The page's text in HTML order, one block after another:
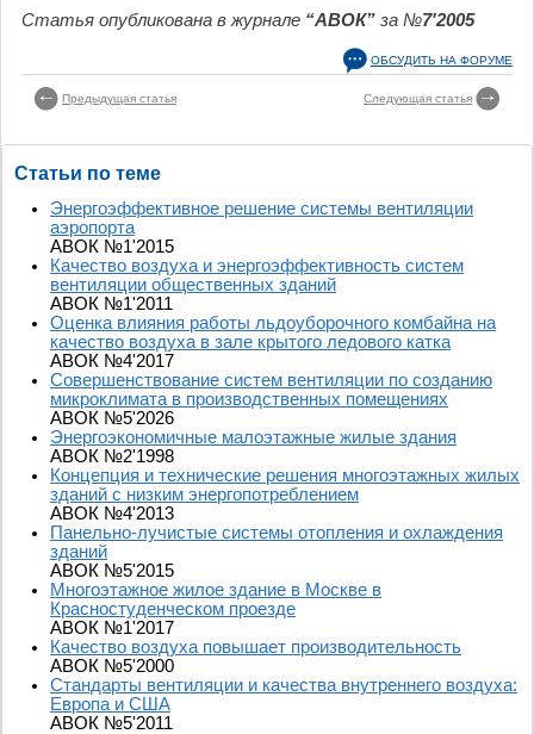
Статья опубликована в журнале “АВОК” за №7'2005
ОБСУДИТЬ НА ФОРУМЕ
Предыдущая статья Следующая статья
Статьи по теме
Энергоэффективное решение системы вентиляции
аэропорта
АВОК №1'2015
Качество воздуха и энергоэффективность систем
вентиляции общественных зданий
АВОК №1'2011
Оценка влияния работы льдоуборочного комбайна на
качество воздуха в зале крытого ледового катка
АВОК №4'2017
Совершенствование систем вентиляции по созданию
микроклимата в производственных помещениях
АВОК №5'2026
Энергоэкономичные малоэтажные жилые здания
АВОК №2'1998
Концепция и технические решения многоэтажных жилых
зданий с низким энергопотреблением
АВОК №4'2013
Панельно-лучистые системы отопления и охлаждения
зданий
АВОК №5'2015
Многоэтажное жилое здание в Москве в
Красностуденческом проезде
АВОК №1'2017
Качество воздуха повышает производительность
АВОК №5'2000
Стандарты вентиляции и качества внутреннего воздуха:
Европа и США
АВОК №5'2011